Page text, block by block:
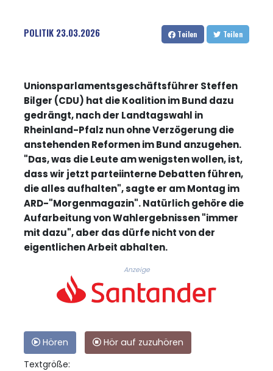
POLITIK 23.03.2026 Teilen Teilen
Unionsparlamentsgeschäftsführer Steffen
Bilger (CDU) hat die Koalition im Bund dazu
gedrängt, nach der Landtagswahl in
Rheinland-Pfalz nun ohne Verzögerung die
anstehenden Reformen im Bund anzugehen.
"Das, was die Leute am wenigsten wollen, ist,
dass wir jetzt parteiinterne Debatten führen,
die alles aufhalten", sagte er am Montag im
ARD-"Morgenmagazin". Natürlich gehöre die
Aufarbeitung von Wahlergebnissen "immer
mit dazu", aber das dürfe nicht von der
eigentlichen Arbeit abhalten.
Anzeige
Hören
Hör auf zuzuhören
Textgröße: